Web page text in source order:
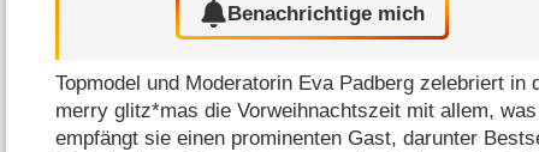
Benachrichtige mich
Topmodel und Moderatorin Eva Padberg zelebriert in
merry glitz*mas die Vorweihnachtszeit mit allem,
empfängt sie einen prominenten Gast, darunter